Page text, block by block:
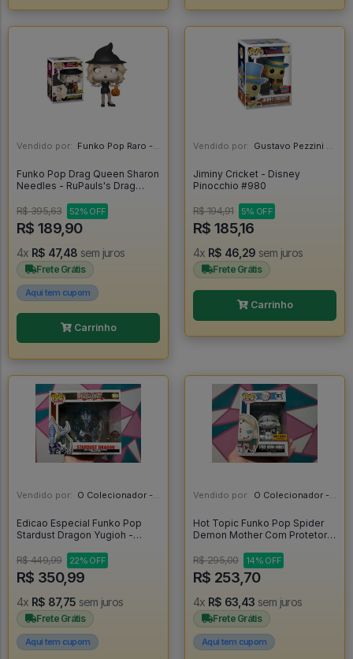
Vendido por: Funko Pop Raro - SP
Funko Pop Drag Queen Sharon
Needles - RuPauls's Drag
R$ 395,63
52% OFF
R$ 189,90
4x R$ 47,48 sem juros
Frete Grátis
Aqui tem cupom
Carrinho
Vendido por: Gustavo Pezzini - MG
Jiminy Cricket - Disney
Pinocchio #980
R$ 194,91 5% OFF
R$ 185,16
4x R$ 46,29 sem juros
Frete Grátis
Carrinho
Vendido por: O Colecionador - SP
Edicao Especial Funko Pop
Stardust Dragon Yugioh -
R$ 449,99
22% OFF
R$ 350,99
4x R$ 87,75 sem juros
Frete Grátis
Aqui tem cupom
Vendido por: O Colecionador - SP
Hot Topic Funko Pop Spider
Demon Mother Com Protetor -
R$ 295,00
14% OFF
R$ 253,70
4x R$ 63,43 sem juros
Frete Grátis
Aqui tem cupom